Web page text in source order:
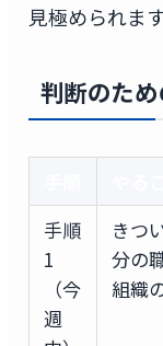
見極められます
判断のた
手順
1
（今
週
きつ
分の
組織